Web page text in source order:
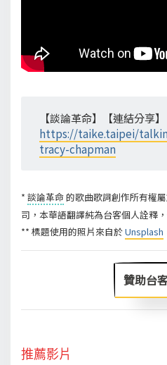
【談論革命】【連結分享】
https://taike.taipei/
tracy-chapman
* 談論革命的歌曲歌詞創作所有權
司，本華語翻譯純為台客個人詮釋
** 標題使用的照片來自於Unsplash
贊助台
推薦影片